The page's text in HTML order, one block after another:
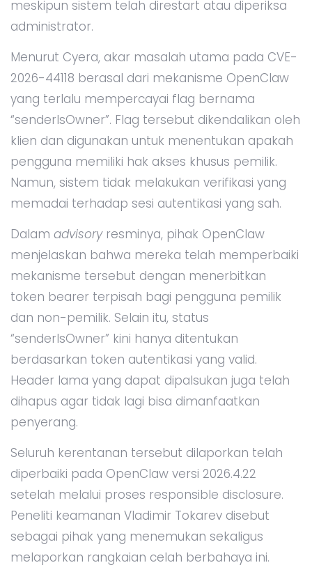
meskipun sistem telah direstart atau diperiksa
administrator.
Menurut Cyera, akar masalah utama pada CVE-
2026-44118 berasal dari mekanisme OpenClaw
yang terlalu mempercayai flag bernama
“senderIsOwner”. Flag tersebut dikendalikan oleh
klien dan digunakan untuk menentukan apakah
pengguna memiliki hak akses khusus pemilik.
Namun, sistem tidak melakukan verifikasi yang
memadai terhadap sesi autentikasi yang sah.
Dalam advisoryresminya, pihak OpenClaw
menjelaskan bahwa mereka telah memperbaiki
mekanisme tersebut dengan menerbitkan
token bearer terpisah bagi pengguna pemilik
dan non-pemilik. Selain itu, status
“senderIsOwner” kini hanya ditentukan
berdasarkan token autentikasi yang valid.
Header lama yang dapat dipalsukan juga telah
dihapus agar tidak lagi bisa dimanfaatkan
penyerang.
Seluruh kerentanan tersebut dilaporkan telah
diperbaiki pada OpenClaw versi 2026.4.22
setelah melalui proses responsible disclosure.
Peneliti keamanan Vladimir Tokarev disebut
sebagai pihak yang menemukan sekaligus
melaporkan rangkaian celah berbahaya ini.